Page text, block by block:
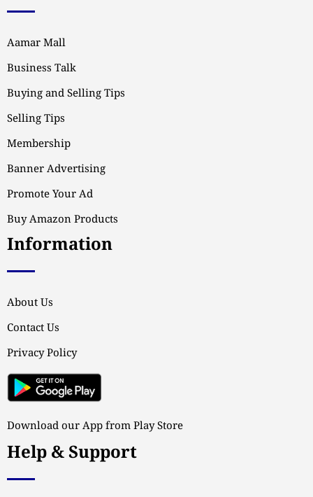
Aamar Mall
Business Talk
Buying and Selling Tips
Selling Tips
Membership
Banner Advertising
Promote Your Ad
Buy Amazon Products
Information
About Us
Contact Us
Privacy Policy
Download our App from Play Store
Help & Support